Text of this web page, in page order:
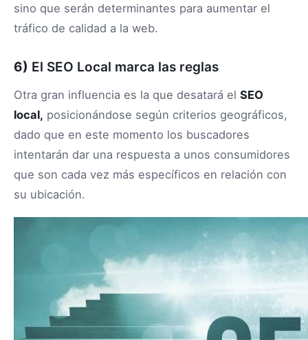
sino que serán determinantes para aumentar el
tráfico de calidad a la web.
6) El SEO Local marca las reglas
Otra gran influencia es la que desatará el SEO
local, posicionándose según criterios geográficos,
dado que en este momento los buscadores
intentarán dar una respuesta a unos consumidores
que son cada vez más específicos en relación con
su ubicación.